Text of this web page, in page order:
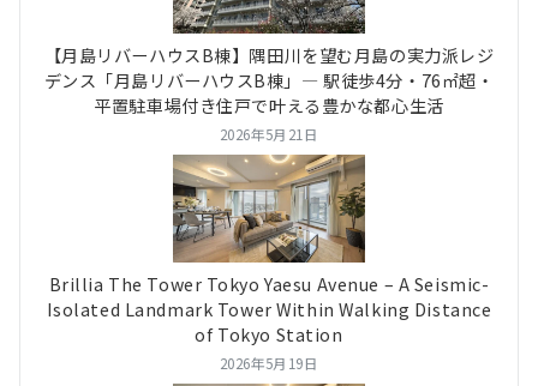
【月島リバーハウスB棟】隅田川を望む月島の実力派レジ
デンス「月島リバーハウスB棟」― 駅徒歩4分・76㎡超・
平置駐車場付き住戸で叶える豊かな都心生活
2026年5月21日
Brillia The Tower Tokyo Yaesu Avenue – A Seismic-
Isolated Landmark Tower Within Walking Distance
of Tokyo Station
2026年5月19日